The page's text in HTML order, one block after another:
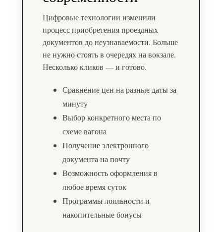
Цифровые технологии изменили
процесс приобретения проездных
документов до неузнаваемости. Больше
не нужно стоять в очередях на вокзале.
Несколько кликов — и готово.
Сравнение цен на разные даты за
минуту
Выбор конкретного места по
схеме вагона
Получение электронного
документа на почту
Возможность оформления в
любое время суток
Программы лояльности и
накопительные бонусы